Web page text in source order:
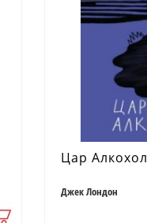
Цар Алкохол
Джек Лондон